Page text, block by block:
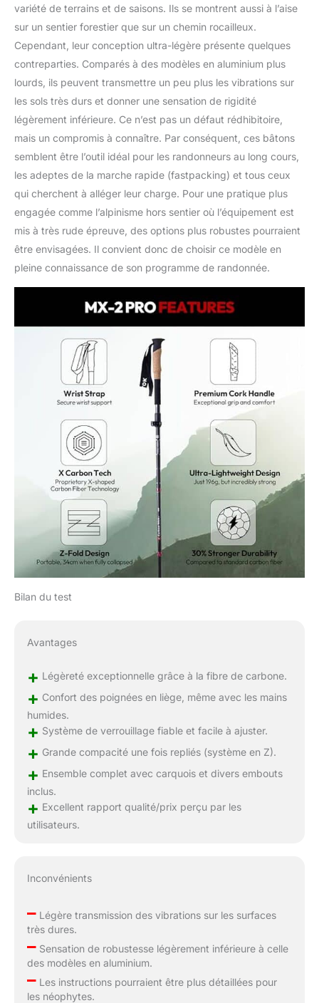
variété de terrains et de saisons. Ils se montrent aussi à l’aise
sur un sentier forestier que sur un chemin rocailleux.
Cependant, leur conception ultra-légère présente quelques
contreparties. Comparés à des modèles en aluminium plus
lourds, ils peuvent transmettre un peu plus les vibrations sur
les sols très durs et donner une sensation de rigidité
légèrement inférieure. Ce n’est pas un défaut rédhibitoire,
mais un compromis à connaître. Par conséquent, ces bâtons
semblent être l’outil idéal pour les randonneurs au long cours,
les adeptes de la marche rapide (fastpacking) et tous ceux
qui cherchent à alléger leur charge. Pour une pratique plus
engagée comme l’alpinisme hors sentier où l’équipement est
mis à très rude épreuve, des options plus robustes pourraient
être envisagées. Il convient donc de choisir ce modèle en
pleine connaissance de son programme de randonnée.
Bilan du test
Avantages
+ Légèreté exceptionnelle grâce à la fibre de carbone.
+ Confort des poignées en liège, même avec les mains
humides.
+ Système de verrouillage fiable et facile à ajuster.
+ Grande compacité une fois repliés (système en Z).
+ Ensemble complet avec carquois et divers embouts
inclus.
+ Excellent rapport qualité/prix perçu par les
utilisateurs.
Inconvénients
–Légère transmission des vibrations sur les surfaces
très dures.
–Sensation de robustesse légèrement inférieure à celle
des modèles en aluminium.
–Les instructions pourraient être plus détaillées pour
les néophytes.